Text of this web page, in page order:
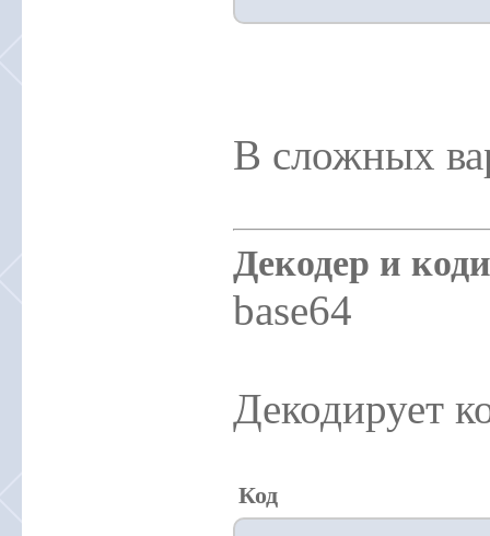
В сложных
Декодер и
base64
Декодирует
Код